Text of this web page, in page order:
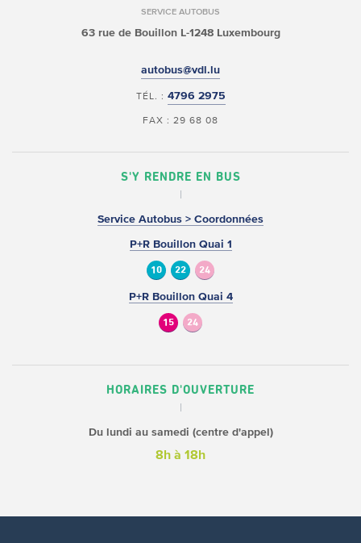
SERVICE AUTOBUS
63 rue de BouillonL-1248 Luxembourg
autobus@vdl.lu
TÉL. : 4796 2975
FAX : 29 68 08
S'Y RENDRE EN BUS
Service Autobus > Coordonnées
P+R Bouillon Quai 1
10 22 24
P+R Bouillon Quai 4
15 24
HORAIRES D'OUVERTURE
Du lundi au samedi (centre d'appel)
8h à 18h